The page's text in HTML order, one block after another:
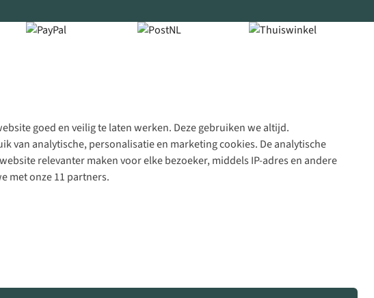
goed en veilig te laten werken. Deze gebruiken we altijd.
van analytische, personalisatie en marketing cookies. De analytische
relevanter maken voor elke bezoeker, middels IP-adres en andere
met onze 11 partners.